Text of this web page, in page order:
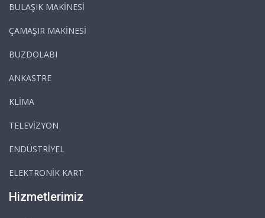
BULAŞIK MAKİNESİ
ÇAMAŞIR MAKİNESİ
BUZDOLABI
ANKASTRE
KLİMA
TELEVİZYON
ENDÜSTRİYEL
ELEKTRONİK KART
Hizmetlerimiz